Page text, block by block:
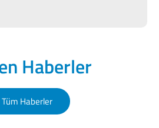
Haberler
Tüm Haberler